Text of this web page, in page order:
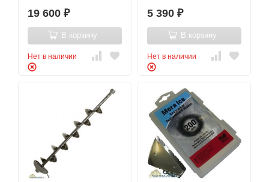
19 600 ₽
В корзину
Нет в наличии
5 390 ₽
В корзину
Нет в наличии